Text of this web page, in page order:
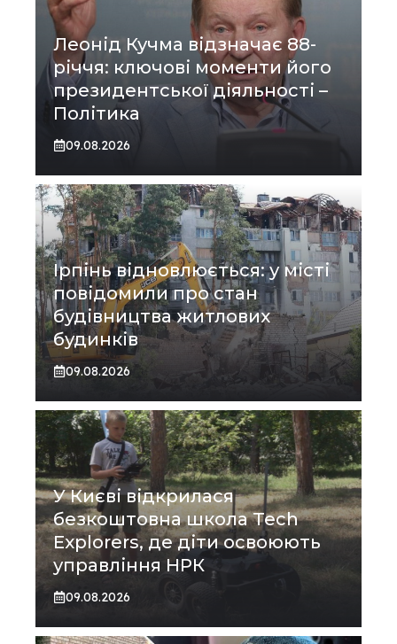
Леонід Кучма відзначає 88-
річчя: ключові моменти його
президентської діяльності –
Політика
09.08.2026
Ірпінь відновлюється: у місті
повідомили про стан
будівництва житлових
будинків
09.08.2026
У Києві відкрилася
безкоштовна школа Tech
Explorers, де діти освоюють
управління НРК
09.08.2026